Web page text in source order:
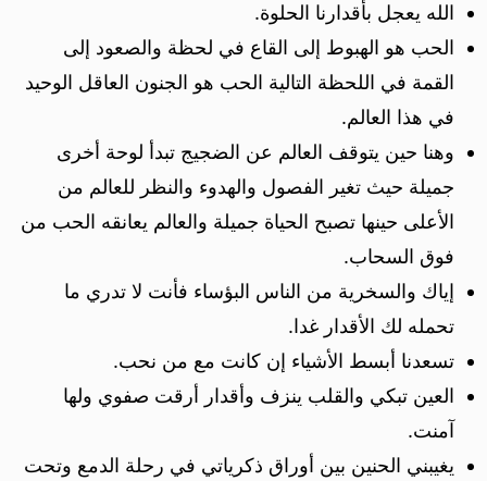
الله يعجل بأقدارنا الحلوة.
الحب هو الهبوط إلى القاع في لحظة والصعود إلى
القمة في اللحظة التالية الحب هو الجنون العاقل الوحيد
في هذا العالم.
وهنا حين يتوقف العالم عن الضجيج تبدأ لوحة أخرى
جميلة حيث تغير الفصول والهدوء والنظر للعالم من
الأعلى حينها تصبح الحياة جميلة والعالم يعانقه الحب من
فوق السحاب.
إياك والسخرية من الناس البؤساء فأنت لا تدري ما
تحمله لك الأقدار غدا.
تسعدنا أبسط الأشياء إن كانت مع من نحب.
العين تبكي والقلب ينزف وأقدار أرقت صفوي ولها
آمنت.
يغيبني الحنين بين أوراق ذكرياتي في رحلة الدمع وتحت